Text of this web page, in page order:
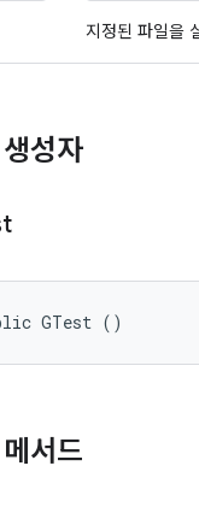
지정된 파일을
성자
GTest ()
서드